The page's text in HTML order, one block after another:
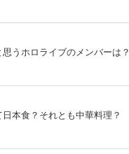
うホロライブのメンバーは？
日本食？それとも中華料理？